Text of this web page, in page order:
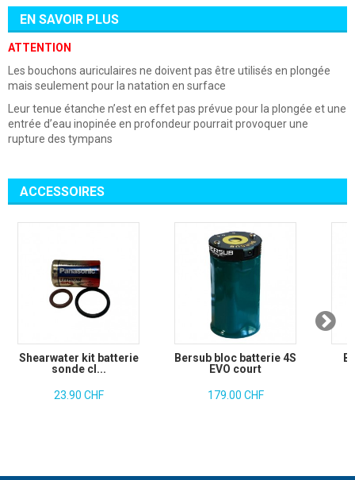
EN SAVOIR PLUS
ATTENTION
Les bouchons auriculaires ne doivent pas être utilisés en plongée
mais seulement pour la natation en surface
Leur tenue étanche n’est en effet pas prévue pour la plongée et une
entrée d’eau inopinée en profondeur pourrait provoquer une
rupture des tympans
ACCESSOIRES
Shearwater kit batterie
sonde cl...
23.90 CHF
Bersub bloc batterie 4S
EVO court
179.00 CHF